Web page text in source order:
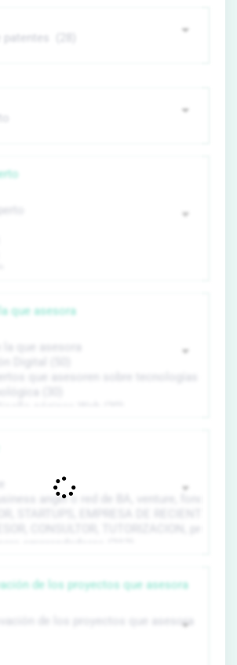
que asesora
de los proyectos que asesora